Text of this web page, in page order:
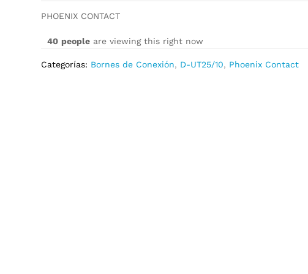
PHOENIX CONTACT
40 people are viewing this right now
Categorías: Bornes de Conexión, D-UT25/10, Phoenix Contact